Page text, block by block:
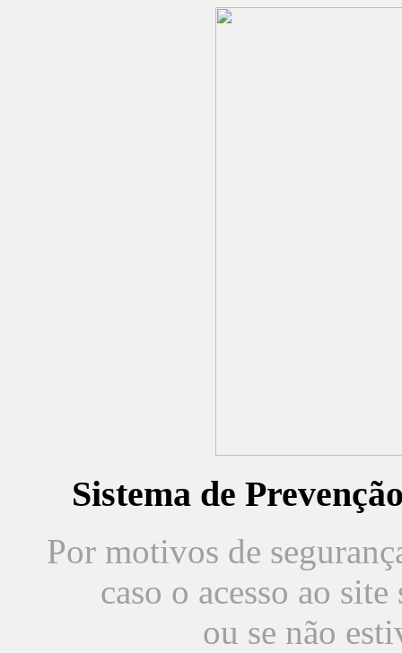
Sistema de
Por motivos de
caso o acesso ao
ou se não